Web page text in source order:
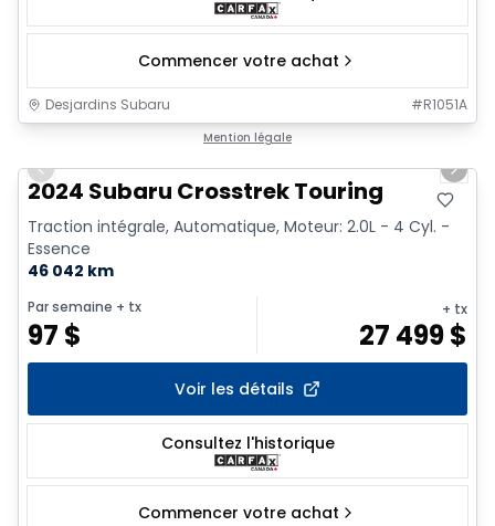
Commencer votre achat
Desjardins Subaru #R1051A
Mention légale
Previous slide
Next
2024 Subaru Crosstrek Touring
Traction intégrale, Automatique, Moteur: 2.0L - 4 Cyl. -
Essence
46 042 km
Par semaine + tx
97 $
+ tx
27 499$
Voir les détails
Consultez l'historique
Commencer votre achat